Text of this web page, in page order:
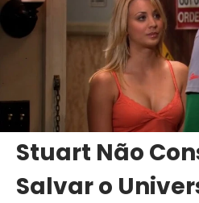
Stuart Não
Salvar o